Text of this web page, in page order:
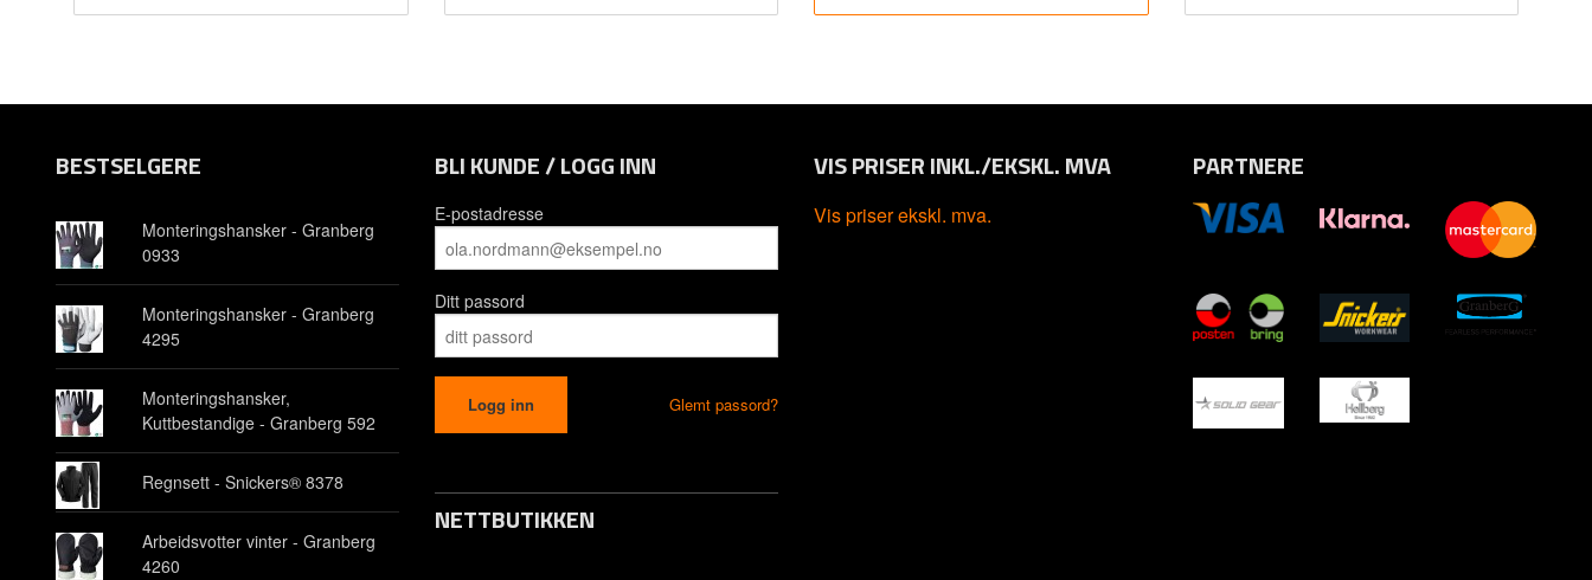
BESTSELGERE
Monteringshansker - Granberg
0933
Monteringshansker - Granberg
4295
Monteringshansker,
Kuttbestandige - Granberg 592
Regnsett - Snickers® 8378
Arbeidsvotter vinter - Granberg
4260
BLI KUNDE / LOGG INN
E-postadresse
Ditt passord
Glemt passord?
NETTBUTIKKEN
VIS PRISER INKL./EKSKL. MVA
Vis priser ekskl. mva.
PARTNERE